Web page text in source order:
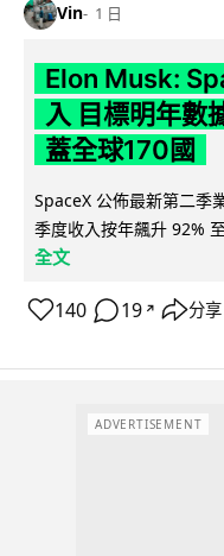
Vin 1 日
Elon Musk:
入 目標明年數
蓋全球170國
SpaceX 公佈最新第二季
季度收入按年飆升 92%
全文
140 19 ↗ 分享
ADVERTISEMENT